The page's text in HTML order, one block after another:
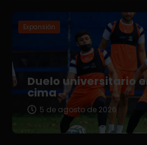
Expansión
Duelo universitario
cima
5 de agosto de 2026